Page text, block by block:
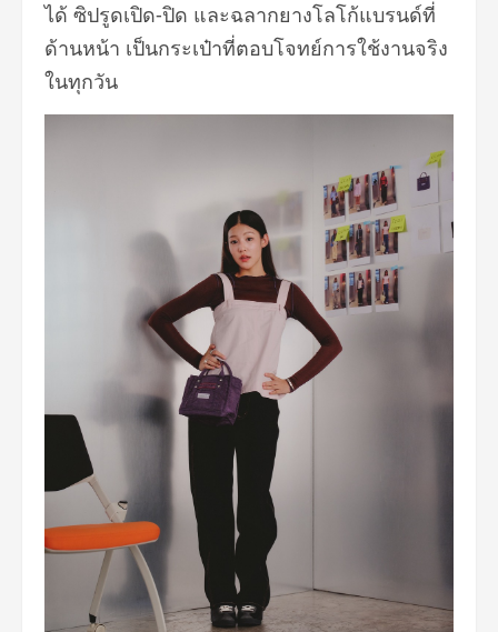
ได้ ซิปรูดเปิด-ปิด และฉลากยางโลโก้แบรนด์ที่
ด้านหน้า เป็นกระเป๋าที่ตอบโจทย์การใช้งานจริง
ในทุกวัน